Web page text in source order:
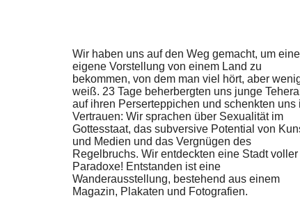
Wir haben uns auf den Weg gemacht, um eine
eigene Vorstellung von einem Land zu
bekommen, von dem man viel hört, aber
weiß. 23 Tage beherbergten uns junge
auf ihren Perserteppichen und schenkten uns
Vertrauen: Wir sprachen über Sexualität im
Gottesstaat, das subversive Potential von
und Medien und das Vergnügen des
Regelbruchs. Wir entdeckten eine Stadt voller
Paradoxe! Entstanden ist eine
Wanderausstellung, bestehend aus einem
Magazin, Plakaten und Fotografien.